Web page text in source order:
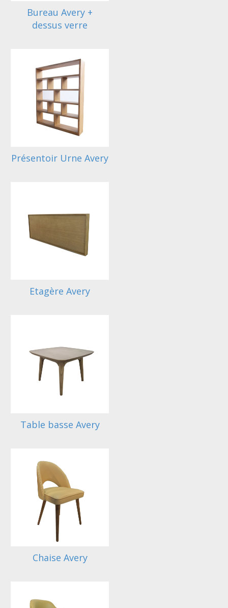
Bureau Avery +
dessus verre
Présentoir Urne Avery
Etagère Avery
Table basse Avery
Chaise Avery